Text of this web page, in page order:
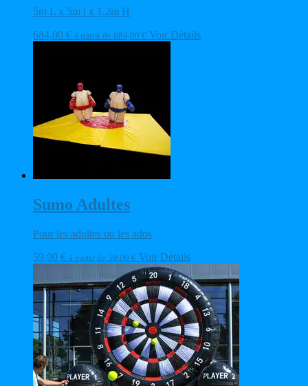
5m L x 5m l x 1,2m H
684,00 € à partir de 684,00 € Voir Détails
Sumo Adultes
Pour les adultes ou les ados
59,00 € à partir de 59,00 € Voir Détails